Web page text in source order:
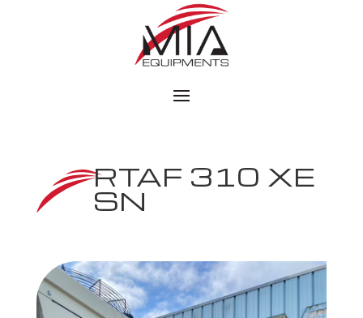
RTAF 310 XE
SN